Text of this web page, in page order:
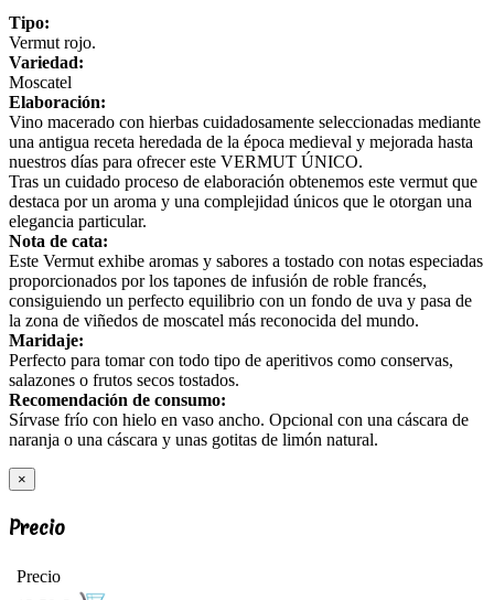
Tipo:
Vermut rojo.
Variedad:
Moscatel
Elaboración:
Vino macerado con hierbas cuidadosamente seleccionadas mediante
una antigua receta heredada de la época medieval y mejorada hasta
nuestros días para ofrecer este VERMUT ÚNICO.
Tras un cuidado proceso de elaboración obtenemos este vermut que
destaca por un aroma y una complejidad únicos que le otorgan una
elegancia particular.
Nota de cata:
Este Vermut exhibe aromas y sabores a tostado con notas especiadas
proporcionados por los tapones de infusión de roble francés,
consiguiendo un perfecto equilibrio con un fondo de uva y pasa de
la zona de viñedos de moscatel más reconocida del mundo.
Maridaje:
Perfecto para tomar con todo tipo de aperitivos como conservas,
salazones o frutos secos tostados.
Recomendación de consumo:
Sírvase frío con hielo en vaso ancho. Opcional con una cáscara de
naranja o una cáscara y unas gotitas de limón natural.
×
Precio
Precio